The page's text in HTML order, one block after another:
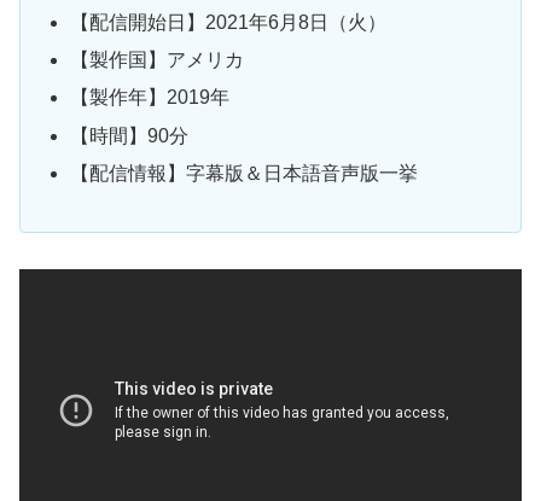
【配信開始日】2021年6月8日（火）
【製作国】アメリカ
【製作年】2019年
【時間】90分
【配信情報】字幕版＆日本語音声版一挙